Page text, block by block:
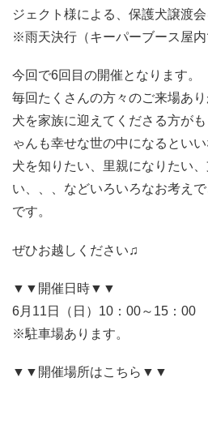
ジェクト様による、保護犬譲渡会
※雨天決行（キーパーブース屋内
今回で6回目の開催となります。
毎回たくさんの方々のご来場あ
犬を家族に迎えてくださる方が
ゃんも幸せな世の中になるとい
犬を知りたい、里親になりたい
い、、、などいろいろなお考え
です。
ぜひお越しください♫
▼▼開催日時▼▼
6月11日（日）10：00～15：00
※駐車場あります。
▼▼開催場所はこちら▼▼